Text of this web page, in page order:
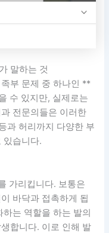
말하는 것
부 문제 중 하나인 **
수 있지만, 실제로는
전문의들은 이러한
과 허리까지 다양한 부
있습니다.
가리킵니다. 보통은
바닥과 접촉하게 됩
는 역할을 하는 발의
합니다. 이로 인해 발